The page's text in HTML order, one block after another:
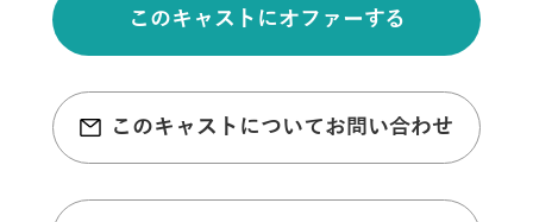
このキャストにオファーする
このキャストについてお問い合わせ